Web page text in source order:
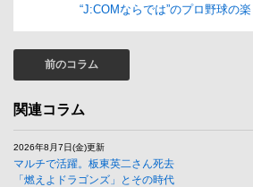
“J:COMならでは”のプロ野球の
前のコラム
関連コラム
2026年8月7日(金)更新
マルチで活躍。板東英二さん死去
「燃えよドラゴンズ」とその時代